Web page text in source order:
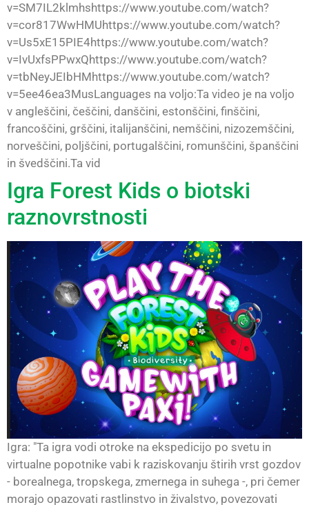
v=SM7IL2klmhshttps://www.youtube.com/watch?
v=cor817WwHMUhttps://www.youtube.com/watch?
v=Us5xE15PIE4https://www.youtube.com/watch?
v=IvUxfsPPwxQhttps://www.youtube.com/watch?
v=tbNeyJEIbHMhttps://www.youtube.com/watch?
v=5ee46ea3MusLanguages na voljo:Ta video je na voljo
v angleščini, češčini, danščini, estonščini, finščini,
francoščini, grščini, italijanščini, nemščini, nizozemščini,
norveščini, poljščini, portugalščini, romunščini, španščini
in švedščini.Ta vid
Igra Forest Kids o biotski
raznovrstnosti
Igra: "Ta igra vodi otroke na ekspedicijo po svetu in
virtualne popotnike vabi k raziskovanju štirih vrst gozdov
- borealnega, tropskega, zmernega in suhega -, pri čemer
morajo opazovati rastlinstvo in živalstvo, povezovati